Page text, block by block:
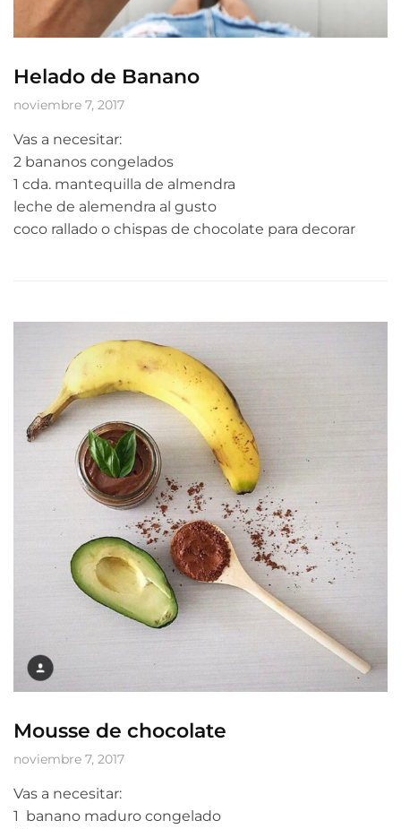
Helado de Banano
noviembre 7, 2017
Vas a necesitar:
2 bananos congelados
1 cda. mantequilla de almendra
leche de alemendra al gusto
coco rallado o chispas de chocolate para decorar
Mousse de chocolate
noviembre 7, 2017
Vas a necesitar:
1 banano maduro congelado